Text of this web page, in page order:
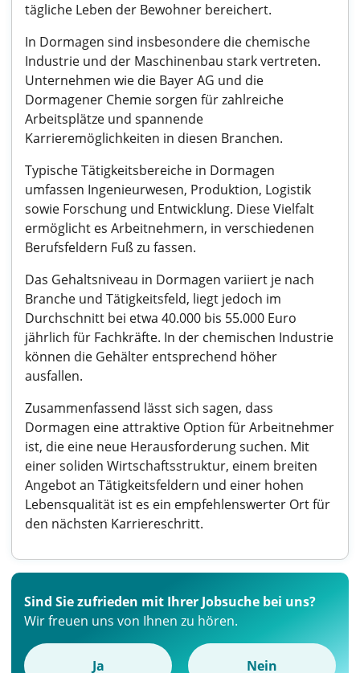
tägliche Leben der Bewohner bereichert.
In Dormagen sind insbesondere die chemische
Industrie und der Maschinenbau stark vertreten.
Unternehmen wie die Bayer AG und die
Dormagener Chemie sorgen für zahlreiche
Arbeitsplätze und spannende
Karrieremöglichkeiten in diesen Branchen.
Typische Tätigkeitsbereiche in Dormagen
umfassen Ingenieurwesen, Produktion, Logistik
sowie Forschung und Entwicklung. Diese Vielfalt
ermöglicht es Arbeitnehmern, in verschiedenen
Berufsfeldern Fuß zu fassen.
Das Gehaltsniveau in Dormagen variiert je nach
Branche und Tätigkeitsfeld, liegt jedoch im
Durchschnitt bei etwa 40.000 bis 55.000 Euro
jährlich für Fachkräfte. In der chemischen Industrie
können die Gehälter entsprechend höher
ausfallen.
Zusammenfassend lässt sich sagen, dass
Dormagen eine attraktive Option für Arbeitnehmer
ist, die eine neue Herausforderung suchen. Mit
einer soliden Wirtschaftsstruktur, einem breiten
Angebot an Tätigkeitsfeldern und einer hohen
Lebensqualität ist es ein empfehlenswerter Ort für
den nächsten Karriereschritt.
Sind Sie zufrieden mit Ihrer Jobsuche bei uns?
Wir freuen uns von Ihnen zu hören.
Ja Nein